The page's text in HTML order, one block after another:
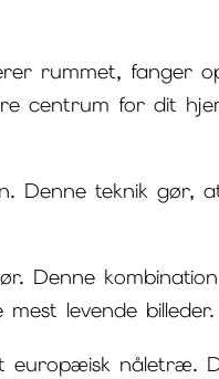
rummet, fanger
centrum for dit
Denne teknik gør,
Denne
levende billeder.
europæisk nåletræ.